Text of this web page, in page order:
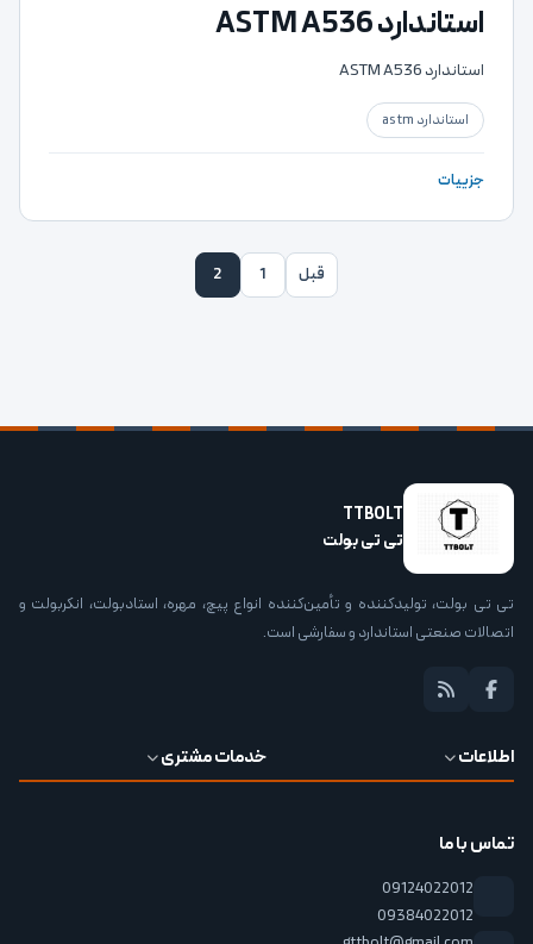
استاندارد ASTM A536
استاندارد ASTM A536
استاندارد astm
جزییات
قبل 1
2
TTBOLT
تی تی بولت
تی تی بولت، تولیدکننده و تأمین‌کننده انواع پیچ، مهره، استادبولت، انکربولت و
اتصالات صنعتی استاندارد و سفارشی است.
اطلاعات خدمات مشتری
تماس با ما
09124022012
09384022012